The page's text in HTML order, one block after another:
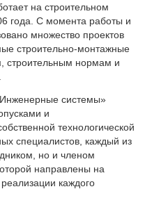
на строительном
года. С момента работы и
множество проектов
строительно-монтажные
строительным нормам и
системы»
и
технологической
специалистов, каждый из
но и членом
направлены на
каждого